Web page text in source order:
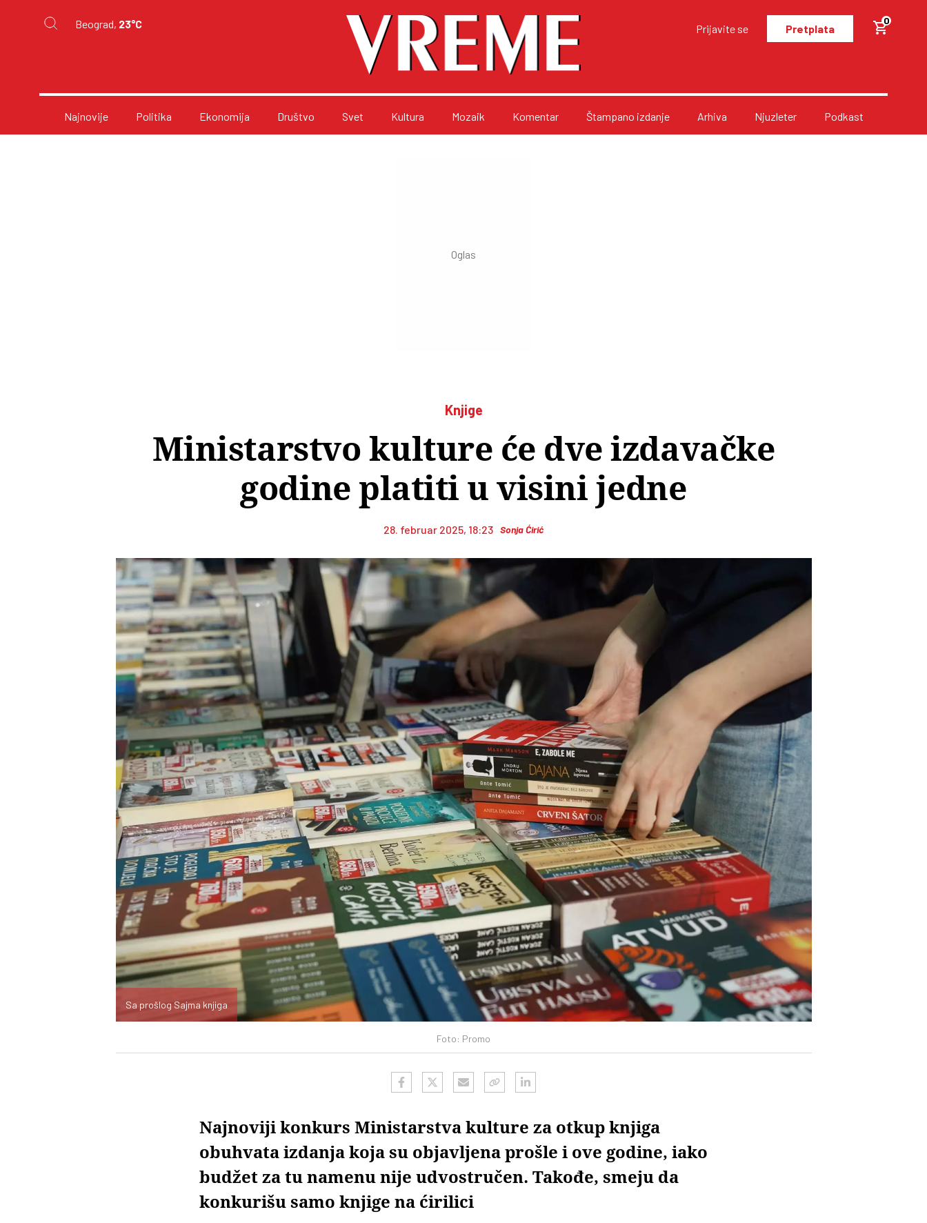
Beograd, 23°C Prijavite se Pretplata
0
Najnovije Politika Ekonomija Društvo Svet Kultura Mozaik Komentar Štampano izdanje Arhiva Njuzleter Podkast
Knjige
Ministarstvo kulture će dve izdavačke
godine platiti u visini jedne
28. februar 2025, 18:23 Sonja Ćirić
Foto: Promo
Sa prošlog Sajma knjiga
Najnoviji konkurs Ministarstva kulture za otkup knjiga
obuhvata izdanja koja su objavljena prošle i ove godine, iako
budžet za tu namenu nije udvostručen. Takođe, smeju da
konkurišu samo knjige na ćirilici